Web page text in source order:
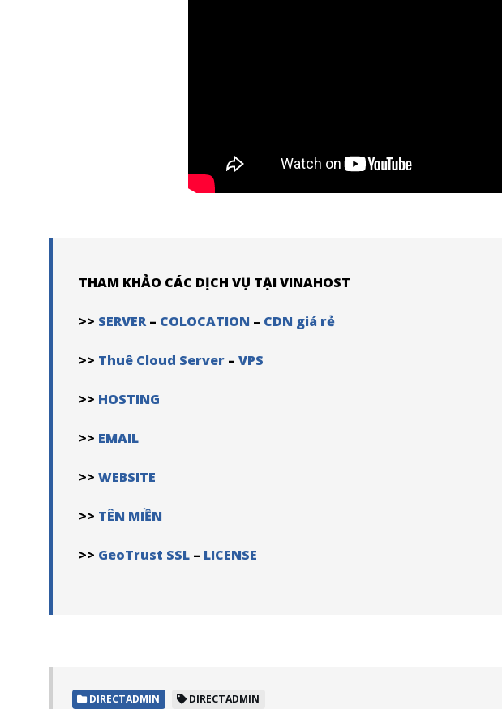
THAM KHẢO CÁC DỊCH VỤ TẠI VINAHOST
>> SERVER– COLOCATION – CDN giá rẻ
>> Thuê Cloud Server – VPS
>> HOSTING
>> EMAIL
>> WEBSITE
>> TÊN MIỀN
>> GeoTrust SSL – LICENSE
DIRECTADMIN DIRECTADMIN